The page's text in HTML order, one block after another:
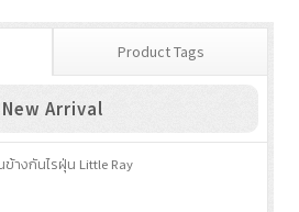
Product Tags
New Arrival
างกันไรฝุ่น Little Ray